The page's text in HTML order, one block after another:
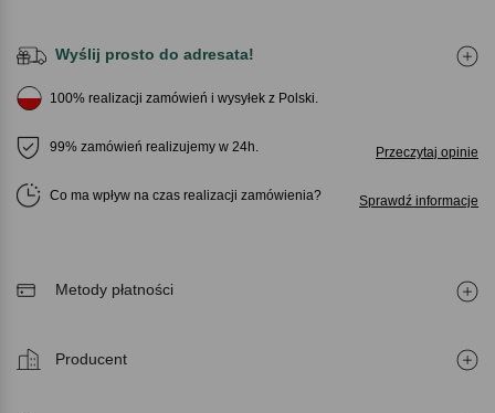
Wyślij prosto do adresata!
100% realizacji zamówień i wysyłek z Polski.
99% zamówień realizujemy w 24h. Przeczytaj opinie
Co ma wpływ na czas realizacji zamówienia Sprawdź informacje
Metody płatności
Producent